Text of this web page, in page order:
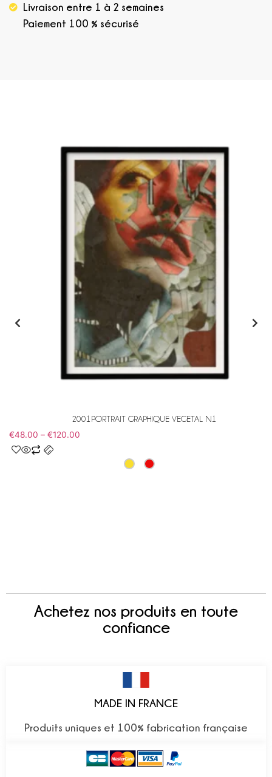
Livraison entre 1 à 2 semaines
Paiement 100 % sécurisé
2001PORTRAIT GRAPHIQUE VEGETAL N1
€48.00 – €120.00
Achetez nos produits en toute
confiance
MADE IN FRANCE
Produits uniques et 100% fabrication française